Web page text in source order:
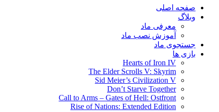
صفحه اصلی
وبلاگ
معرفی ماد
آموزش نصب ماد
جستجوی ماد
بازی ها
Hearts of Iron IV
The Elder Scrolls V: Skyrim
Sid Meier’s Civilization V
Don’t Starve Together
Call to Arms – Gates of Hell: Ostfront
Rise of Nations: Extended Edition